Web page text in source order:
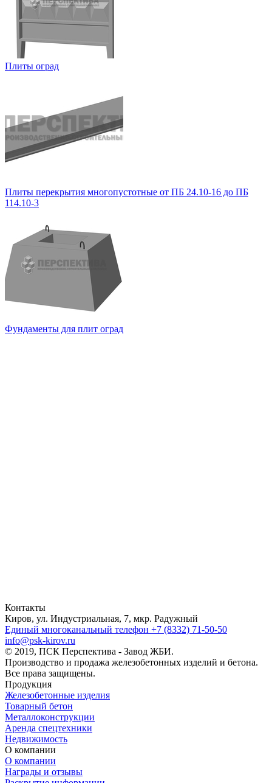
Плиты оград
Плиты перекрытия многопустотные от ПБ 24.10-16 до ПБ
114.10-3
Фундаменты для плит оград
Контакты
Киров, ул. Индустриальная, 7, мкр. Радужный
Единый многоканальный телефон +7 (8332) 71-50-50
info@psk-kirov.ru
© 2019, ПСК Перспектива - Завод ЖБИ.
Производство и продажа железобетонных изделий и бетона.
Все права защищены.
Продукция
Железобетонные изделия
Товарный бетон
Металлоконструкции
Аренда спецтехники
Недвижимость
О компании
О компании
Награды и отзывы